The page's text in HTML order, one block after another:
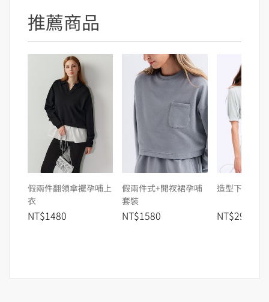
推薦商品
假兩件翻領傘襬孕哺上
衣
NT$1480
假兩件式+開衩裙孕哺
套裝
NT$1580
造型下擺孕
NT$299